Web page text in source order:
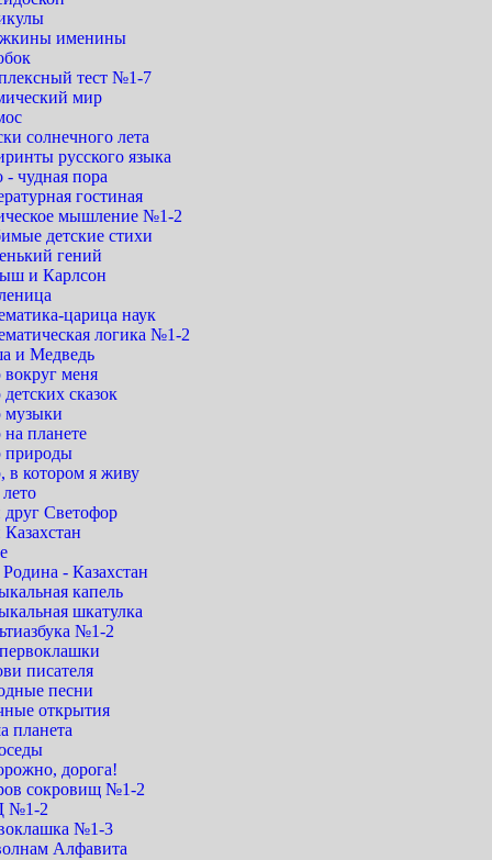
именины
тест №1-7
мир
солнечного лета
русского языка
- чудная пора
гостиная
мышление №1-2
детские стихи
гений
и Карлсон
царица наук
логика №1-2
и Медведь
меня
сказок
планете
в котором я живу
Светофор
- Казахстан
капель
шкатулка
№1-2
писателя
песни
открытия
планета
дорога!
сокровищ №1-2
№1-2
№1-3
Алфавита